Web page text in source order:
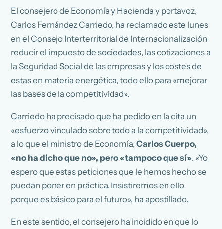
El consejero de Economía y Hacienda y portavoz,
Carlos Fernández Carriedo, ha reclamado este lunes
en el Consejo Interterritorial de Internacionalización
reducir el impuesto de sociedades, las cotizaciones a
la Seguridad Social de las empresas y los costes de
estas en materia energética, todo ello para «mejorar
las bases de la competitividad».
Carriedo ha precisado que ha pedido en la cita un
«esfuerzo vinculado sobre todo a la competitividad»,
a lo que el ministro de Economía,Carlos Cuerpo,
«no ha dicho que no», pero «tampoco que sí». «Yo
espero que estas peticiones que le hemos hecho se
puedan poner en práctica. Insistiremos en ello
porque es básico para el futuro», ha apostillado.
En este sentido, el consejero ha incidido en que lo